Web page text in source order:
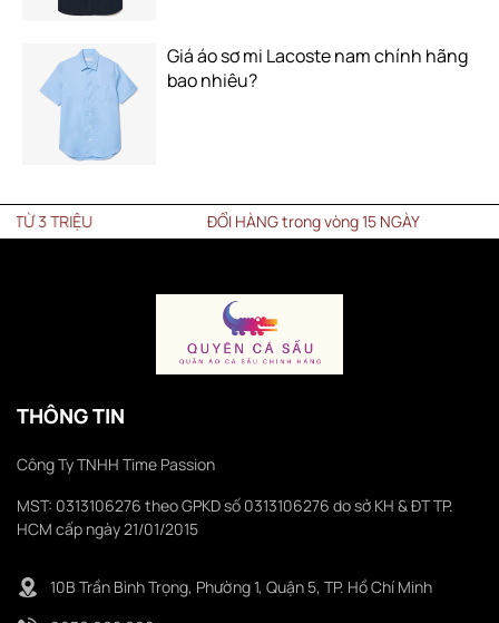
Giá áo sơ mi Lacoste nam chính hãng
bao nhiêu?
ĐỔI HÀNG trong vòng 15 NGÀY
THÔNG TIN
Công Ty TNHH Time Passion
MST: 0313106276 theo GPKD số 0313106276 do sở KH & ĐT TP.
HCM cấp ngày 21/01/2015
10B Trần Bình Trọng, Phường 1, Quận 5, TP. Hồ Chí Minh